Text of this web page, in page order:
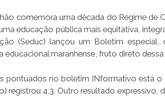
comemora uma década do Regime de
educação pública mais equitativa,
(Seduc) lançou um Boletim especial,
educacional maranhense, fruto direto
pontuados no boletim INformativo está o
registrou 4,3. Outro resultado